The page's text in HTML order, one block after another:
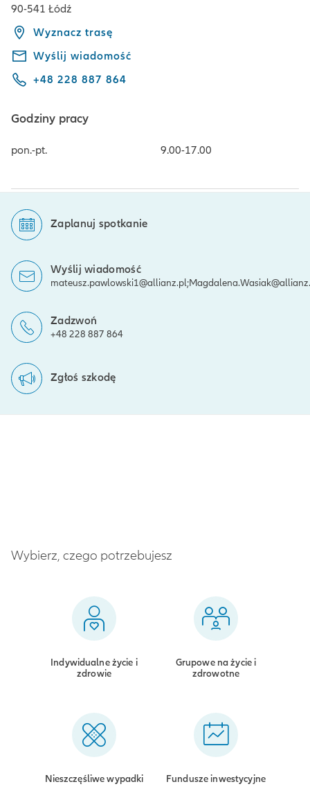
90-541 Łódź
Wyznacz trasę
Wyślij wiadomość
+48 228 887 864
Godziny pracy
pon.-pt. 9.00-17.00
Zaplanuj spotkanie
Wyślij wiadomość
Zadzwoń
+48 228 887 864
Zgłoś szkodę
Wybierz, czego potrzebujesz
Indywidualne życie i
zdrowie
Grupowe na życie i
zdrowotne
Nieszczęśliwe wypadki Fundusze inwestycyjne